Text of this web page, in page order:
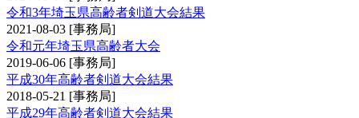
令和3年埼玉県高齢者剣道大会結果
2021-08-03 [事務局]
令和元年埼玉県高齢者大会
2019-06-06 [事務局]
平成30年高齢者剣道大会結果
2018-05-21 [事務局]
平成29年高齢者剣道大会結果